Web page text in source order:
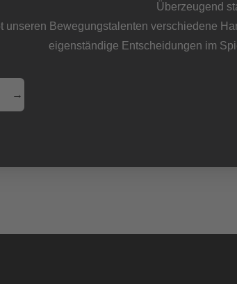
Überzeugend
unseren Bewegungstalenten verschiedene
eigenständige Entscheidungen im